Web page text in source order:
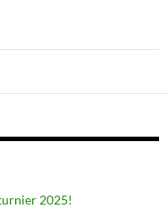
2025!